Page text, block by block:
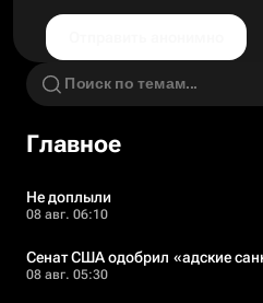
Главное
Не доплыли
08 авг. 06:10
Сенат США одобрил «адские
08 авг. 05:30